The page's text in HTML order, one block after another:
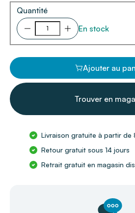
Quantité
En stock
Ajouter au
Trouver en
Livraison gratuite à partir de
Retour gratuit sous 14 jours
Retrait gratuit en magasin